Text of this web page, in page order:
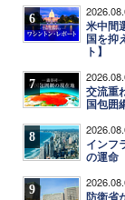
6
米中間
国を抑
ト】
7
交流重
国包囲
8
インフ
の運命
9